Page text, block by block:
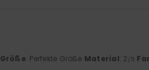
Größe: Perfekte Größe Material: 2 /5